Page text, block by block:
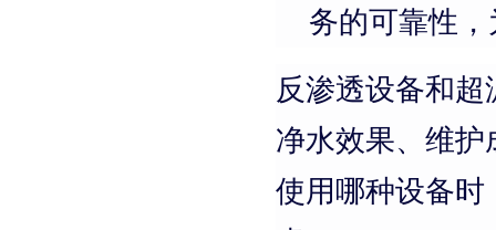
务的可靠性
反渗透设备和
净水效果、维
使用哪种设备